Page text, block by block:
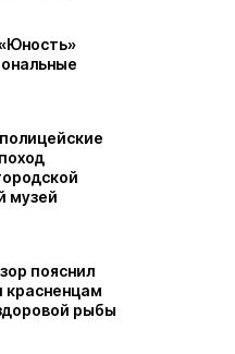
музей
пояснил
красненцам
рыбы